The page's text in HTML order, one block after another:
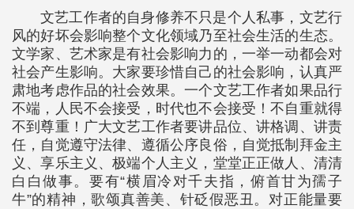
文艺工作者的自身修养不只是个人私事，文艺行
风的好坏会影响整个文化领域乃至社会生活的生态。
文学家、艺术家是有社会影响力的，一举一动都会对
社会产生影响。大家要珍惜自己的社会影响，认真严
肃地考虑作品的社会效果。一个文艺工作者如果品行
不端，人民不会接受，时代也不会接受！不自重就得
不到尊重！广大文艺工作者要讲品位、讲格调、讲责
任，自觉遵守法律、遵循公序良俗，自觉抵制拜金主
义、享乐主义、极端个人主义，堂堂正正做人、清清
白白做事。要有“横眉冷对千夫指，俯首甘为孺子
牛”的精神，歌颂真善美、针砭假恶丑。对正能量要